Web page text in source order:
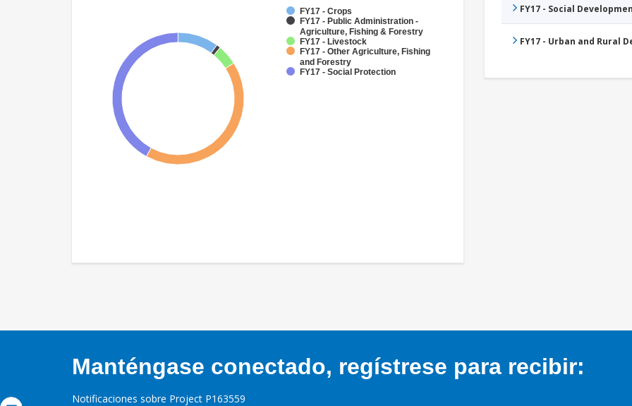
FY17 - Crops
FY17 - Public Administration -
Agriculture, Fishing & Forestry
FY17 - Livestock
FY17 - Other Agriculture, Fishing
and Forestry
FY17 - Social Protection
FY17 - Social
FY17 - Urban and Rural
Manténgase conectado, regístrese para recibir:
Notificaciones sobre Project P163559